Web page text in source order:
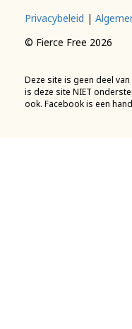
Privacybeleid |
© Fierce Free 2026
Deze site is geen deel
is deze site NIET
ook. Facebook is een